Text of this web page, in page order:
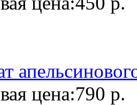
цена:790 р.